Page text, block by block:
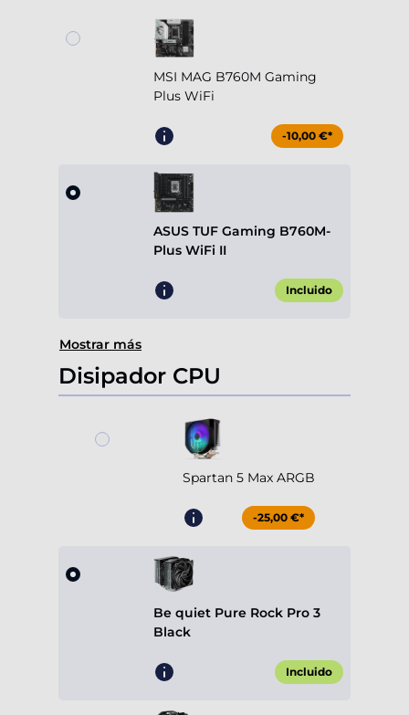
MSI MAG B760M Gaming
Plus WiFi
-10,00 €*
ASUS TUF Gaming B760M-
Plus WiFi II
Incluido
Mostrar más
Disipador CPU
Spartan 5 Max ARGB
-25,00 €*
Be quiet Pure Rock Pro 3
Black
Incluido